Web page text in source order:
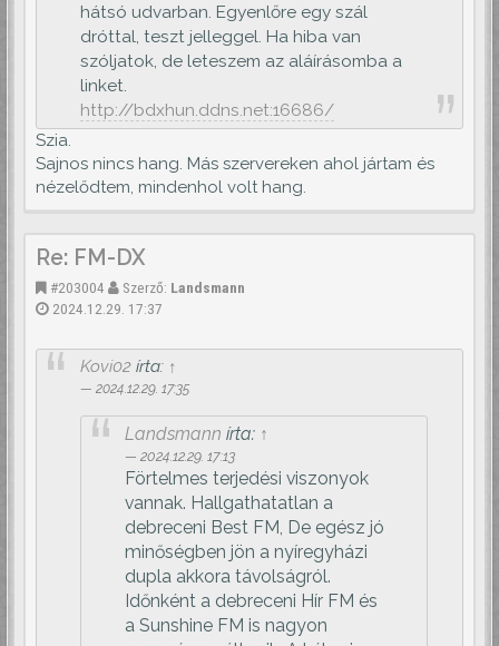
hátsó udvarban. Egyenlőre egy szál
dróttal, teszt jelleggel. Ha hiba van
szóljatok, de leteszem az aláírásomba a
linket.
http://bdxhun.ddns.net:16686/
Szia.
Sajnos nincs hang. Más szervereken ahol jártam és
nézelődtem, mindenhol volt hang.
Re: FM-DX
#203004 Szerző: Landsmann
2024.12.29. 17:37
Kovi02írta: ↑
2024.12.29. 17:35
Landsmann írta: ↑
2024.12.29. 17:13
Förtelmes terjedési viszonyok
vannak. Hallgathatatlan a
debreceni Best FM, De egész jó
minőségben jön a nyíregyházi
dupla akkora távolságról.
Időnként a debreceni Hír FM és
a Sunshine FM is nagyon